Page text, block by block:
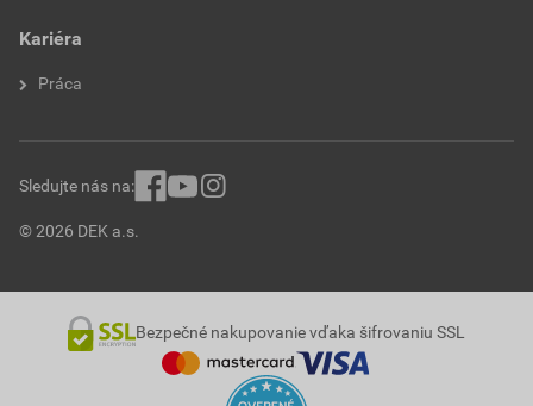
Kariéra
Práca
© 2026 DEK a.s.
Sledujte nás na:
Bezpečné nakupovanie vďaka šifrovaniu SSL